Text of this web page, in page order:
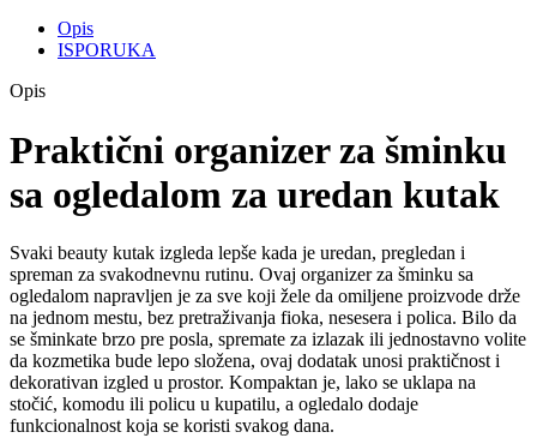
Opis
ISPORUKA
Opis
Praktični organizer za šminku
sa ogledalom za uredan kutak
Svaki beauty kutak izgleda lepše kada je uredan, pregledan i
spreman za svakodnevnu rutinu. Ovaj organizer za šminku sa
ogledalom napravljen je za sve koji žele da omiljene proizvode drže
na jednom mestu, bez pretraživanja fioka, nesesera i polica. Bilo da
se šminkate brzo pre posla, spremate za izlazak ili jednostavno volite
da kozmetika bude lepo složena, ovaj dodatak unosi praktičnost i
dekorativan izgled u prostor. Kompaktan je, lako se uklapa na
stočić, komodu ili policu u kupatilu, a ogledalo dodaje
funkcionalnost koja se koristi svakog dana.